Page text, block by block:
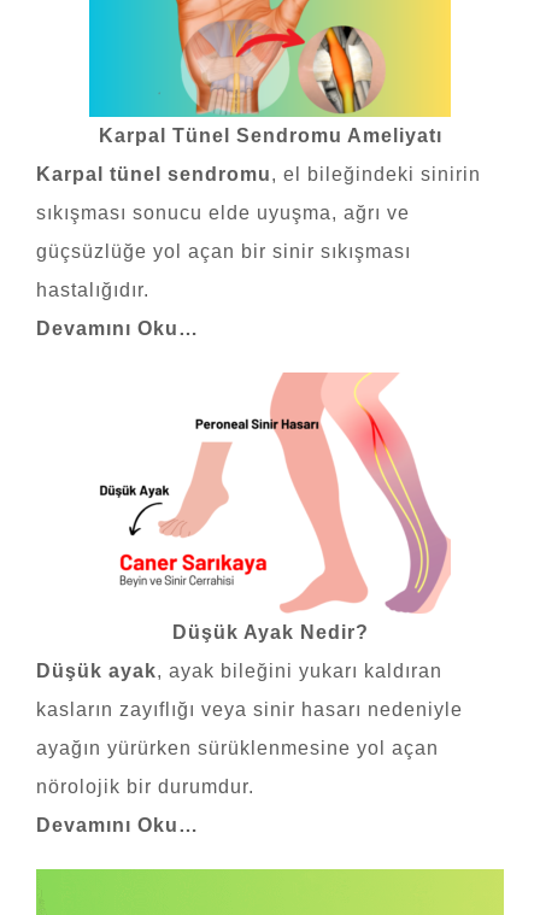
Karpal Tünel Sendromu Ameliyatı
Karpal tünel sendromu, el bileğindeki sinirin
sıkışması sonucu elde uyuşma, ağrı ve
güçsüzlüğe yol açan bir sinir sıkışması
hastalığıdır.
Devamını Oku…
Düşük Ayak Nedir?
Düşük ayak, ayak bileğini yukarı kaldıran
kasların zayıflığı veya sinir hasarı nedeniyle
ayağın yürürken sürüklenmesine yol açan
nörolojik bir durumdur.
Devamını Oku…